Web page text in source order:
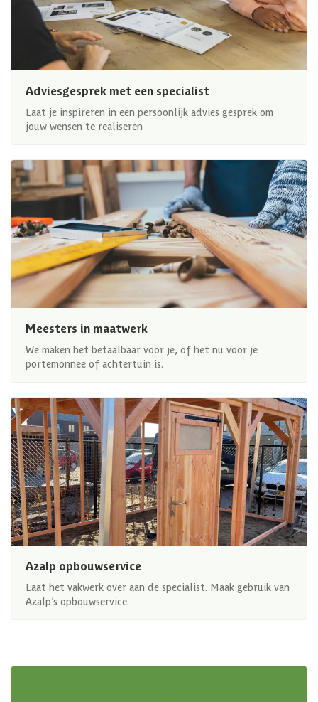
Adviesgesprek met een specialist
Laat je inspireren in een persoonlijk advies gesprek om
jouw wensen te realiseren
Meesters in maatwerk
We maken het betaalbaar voor je, of het nu voor je
portemonnee of achtertuin is.
Azalp opbouwservice
Laat het vakwerk over aan de specialist. Maak gebruik van
Azalp’s opbouwservice.